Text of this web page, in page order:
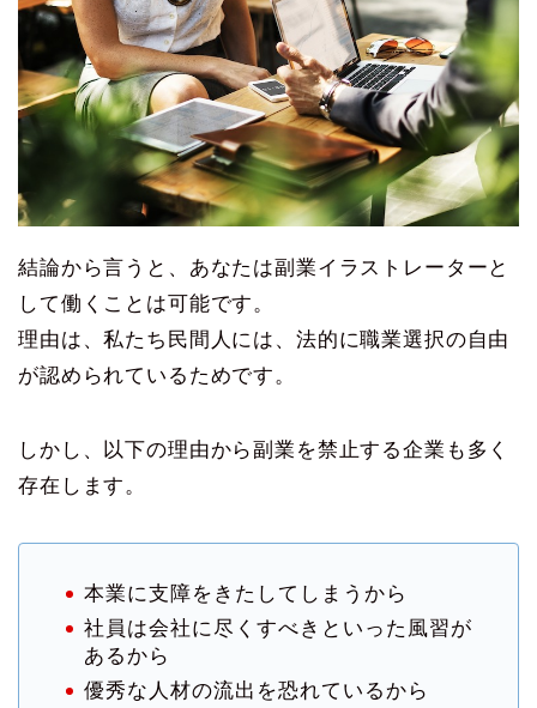
結論から言うと、あなたは副業イラストレーターと
して働くことは可能です。
理由は、私たち民間人には、法的に職業選択の自由
が認められているためです。
しかし、以下の理由から副業を禁止する企業も多く
存在します。
本業に支障をきたしてしまうから
社員は会社に尽くすべきといった風習が
あるから
優秀な人材の流出を恐れているから